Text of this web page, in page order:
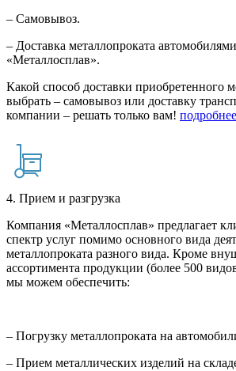
– Самовывоз.
– Доставка металлопроката
«Металлосплав».
Какой способ доставки приобретенного
выбрать – самовывоз или доставку
компании – решать только вам!
4. Прием и разгрузка
Компания «Металлосплав» предлагает
спектр услуг помимо основного вида
металлопроката разного вида. Кроме
ассортимента продукции (более 500
мы можем обеспечить:
– Погрузку металлопроката на
– Прием металлических изделий на